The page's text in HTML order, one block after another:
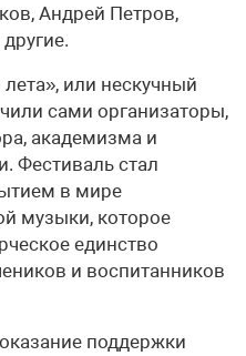
Андрей Петров,
или нескучный
сами организаторы,
академизма и
Фестиваль стал
в мире
музыки, которое
единство
и воспитанников
поддержки